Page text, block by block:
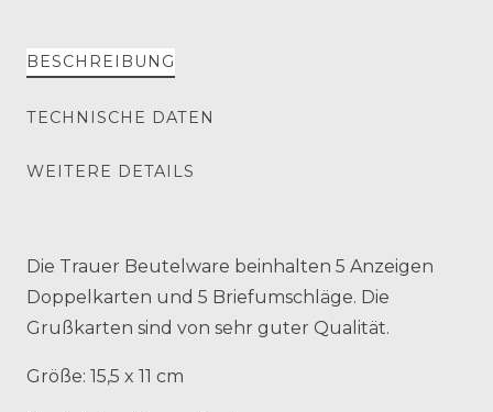
BESCHREIBUNG
TECHNISCHE DATEN
WEITERE DETAILS
Die Trauer Beutelware beinhalten 5 Anzeigen
Doppelkarten und 5 Briefumschläge. Die
Grußkarten sind von sehr guter Qualität.
Größe: 15,5 x 11 cm